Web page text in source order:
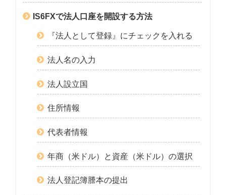
IS6FXで法人口座を開設する方法
『法人として登録』にチェックを入れる
法人名の入力
法人設立国
住所情報
代表者情報
年商（米ドル）と資産（米ドル）の選択
法人登記簿謄本の提出